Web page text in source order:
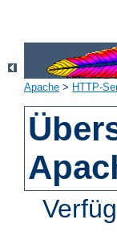
Apache > HTTP-